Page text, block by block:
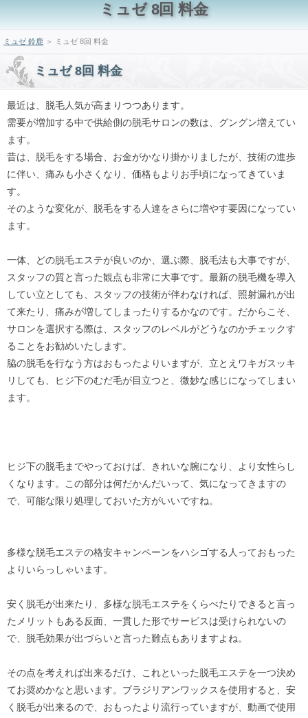
ミュゼ 8回 料金
ミュゼ 鈴鹿＞ ミュゼ 8回 料金
ミュゼ 8回 料金
最近は、脱毛人気が高まりつつあります。
需要が増加する中で供給側の脱毛サロンの数は、グングン増えてい
ます。
昔は、脱毛をする場合、お金がかなり掛かりましたが、技術の進歩
に伴い、痛みも小さくなり、価格もよりお手頃になってきていま
す。
そのような変化が、脱毛をする人達をさらに増やす要因になってい
ます。
一体、どの脱毛エステが良いのか、選ぶ際、脱毛法も大事ですが、
スタッフの質と言った観点も非常に大事です。最新の脱毛機を導入
してい立としても、スタッフの技術が伴わなければ、照射漏れが出
て来たり、痛みが増してしまったりするかなのです。だからこそ、
サロンを選択する際は、スタッフのレベルがどうなのかチェックす
ることをお勧めいたします。
脇の脱毛を行なう方はおもったよりいますが、立とえワキガスッキ
リしても、ヒジ下のむだ毛が目立つと、微妙な感じになってしまい
ます。
ヒジ下の脱毛までやっておけば、きれいな腕になり、より女性らし
くなります。この部分は何だかんだいって、気になってきますの
で、可能な限り処理しておいた方がいいですね。
多様な脱毛エステの格安キャンペーンをハシゴする人っておもった
よりいらっしゃいます。
安く脱毛が出来たり、多様な脱毛エステをくらべたりできると言っ
たメリットもある反面、一貫した形でサービスは受けられないの
で、脱毛効果が出づらいと言った難点もありますよね。
その点を考えれば出来るだけ、これといった脱毛エステを一つ決め
てお奨めかなと思います。ブラジリアンワックスを使用すると、安
く脱毛が出来るので、おもったより流行っていますが、動画で使用